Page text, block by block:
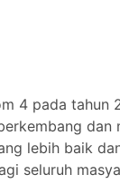
4 pada tahun
dan
lebih baik
seluruh